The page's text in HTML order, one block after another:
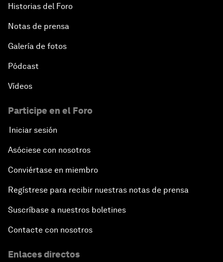
Historias del Foro
Notas de prensa
Galería de fotos
Pódcast
Vídeos
Participe en el Foro
Iniciar sesión
Asóciese con nosotros
Conviértase en miembro
Regístrese para recibir nuestras notas de prensa
Suscríbase a nuestros boletines
Contacte con nosotros
Enlaces directos